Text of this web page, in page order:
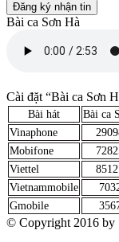
Đăng ký nhận tin
Bài ca Sơn Hà
Cài đặt “Bài ca Sơn
Bài hát Bài ca
Vinaphone
Mobifone
Viettel
Vietnammobile
Gmobile
© Copyright 2016 by